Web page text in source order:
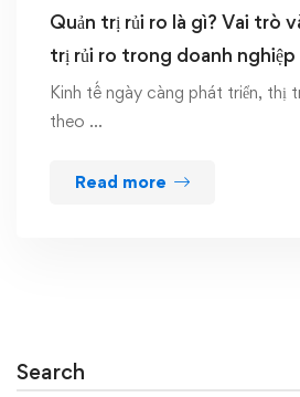
Quản trị rủi ro là gì? Vai trò
trị rủi ro trong doanh nghiệp
Kinh tế ngày càng phát triển, thị
theo …
Read more
Search